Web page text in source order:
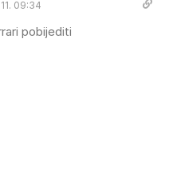
09:34
pobijediti